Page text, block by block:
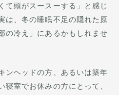
て頭がスースーする」と感じ
は、冬の睡眠不足の隠れた原
の冷え」にあるかもしれませ
ンヘッドの方、あるいは築年
寝室でお休みの方にとって、